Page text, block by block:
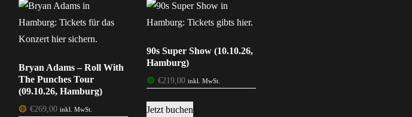
Bryan Adams – Roll With
The Punches Tour
(09.10.26, Hamburg)
🟡 €269,00 inkl. MwSt.
90s Super Show (10.10.26,
Hamburg)
🟢 €219,00 inkl. MwSt.
Jetzt buchen